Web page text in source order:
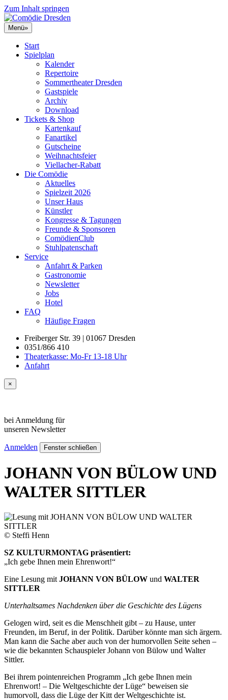
Zum Inhalt springen
Menü»
Start
Spielplan
Kalender
Repertoire
Sommertheater Dresden
Gastspiele
Archiv
Download
Tickets & Shop
Kartenkauf
Fanartikel
Gutscheine
Weihnachtsfeier
Viellacher-Rabatt
Die Comödie
Aktuelles
Spielzeit 2026
Unser Haus
Künstler
Kongresse & Tagungen
Freunde & Sponsoren
ComödienClub
Stuhlpatenschaft
Service
Anfahrt & Parken
Gastronomie
Newsletter
Jobs
Hotel
FAQ
Häufige Fragen
Freiberger Str. 39 | 01067 Dresden
0351/866 410
Theaterkasse: Mo-Fr 13-18 Uhr
Anfahrt
×
bei Anmeldung für
unseren Newsletter
Anmelden Fenster schließen
JOHANN VON BÜLOW UND
WALTER SITTLER
© Steffi Henn
SZ KULTURMONTAG präsentiert:
„Ich gebe Ihnen mein Ehrenwort!“
Eine Lesung mit JOHANN VON BÜLOW und WALTER
SITTLER
Unterhaltsames Nachdenken über die Geschichte des Lügens
Gelogen wird, seit es die Menschheit gibt – zu Hause, unter
Freunden, im Beruf, in der Politik. Darüber könnte man sich ärgern.
Man kann die Sache aber auch von der humorvollen Seite sehen –
wie die bekannten Schauspieler Johann von Bülow und Walter
Sittler.
Bei ihrem pointenreichen Programm „Ich gebe Ihnen mein
Ehrenwort! – Die Weltgeschichte der Lüge“ beweisen sie
humorvoll, dass die Lüge der Kitt der Weltgeschichte ist.